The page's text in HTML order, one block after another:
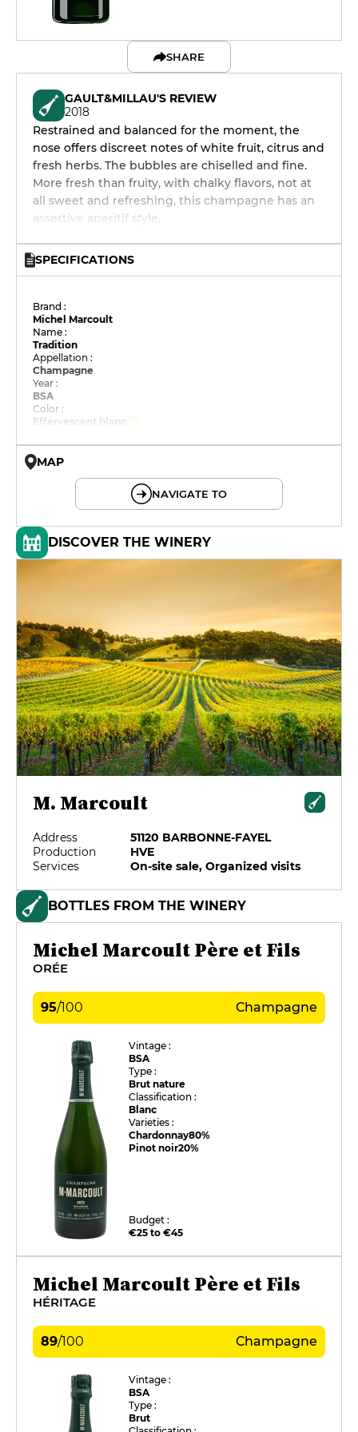
SHARE
GAULT&MILLAU'S REVIEW
2018
Restrained and balanced for the moment, the
nose offers discreet notes of white fruit, citrus and
fresh herbs. The bubbles are chiselled and fine.
More fresh than fruity, with chalky flavors, not at
all sweet and refreshing, this champagne has an
assertive aperitif style.
SPECIFICATIONS
Brand :
Michel Marcoult
Name :
Tradition
Appellation :
Champagne
Year :
BSA
Color :
Effervescent blanc
MAP
NAVIGATE TO
DISCOVER THE WINERY
M. Marcoult
Address
51120 BARBONNE-FAYEL
Production
HVE
Services
On-site sale, Organized visits
BOTTLES FROM THE WINERY
Michel Marcoult Père et Fils
ORÉE
95/100 Champagne
Vintage :
BSA
Type :
Brut nature
Classification :
Blanc
Varieties :
Chardonnay80%
Pinot noir20%
Budget :
€25 to €45
Michel Marcoult Père et Fils
HÉRITAGE
89/100 Champagne
Vintage :
BSA
Type :
Brut